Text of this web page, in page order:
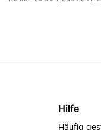
Hilfe
Häufig